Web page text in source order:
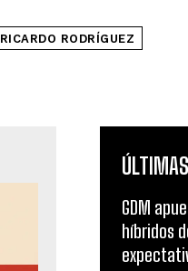
RICARDO RODRÍGUEZ
GDM
híbridos